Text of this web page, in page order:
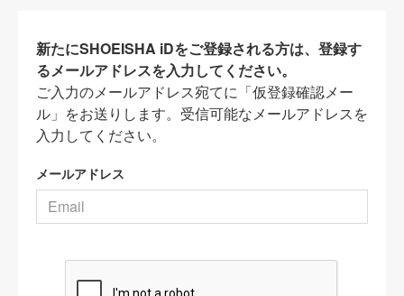
新たにSHOEISHA iDをご登録される方は、登録す
るメールアドレスを入力してください。
ご入力のメールアドレス宛てに「仮登録確認メー
ル」をお送りします。受信可能なメールアドレスを
入力してください。
メールアドレス